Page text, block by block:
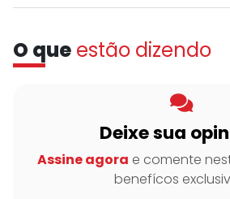
O que estão dizendo
Deixe sua
Assine agora e comente
benefícos